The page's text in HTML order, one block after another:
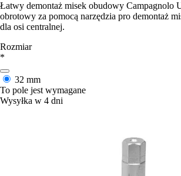
Łatwy demontaż misek obudowy Campagnolo
obrotowy za pomocą narzędzia pro demontaż
dla osi centralnej.
Rozmiar
*
32 mm
To pole jest wymagane
Wysyłka w 4 dni